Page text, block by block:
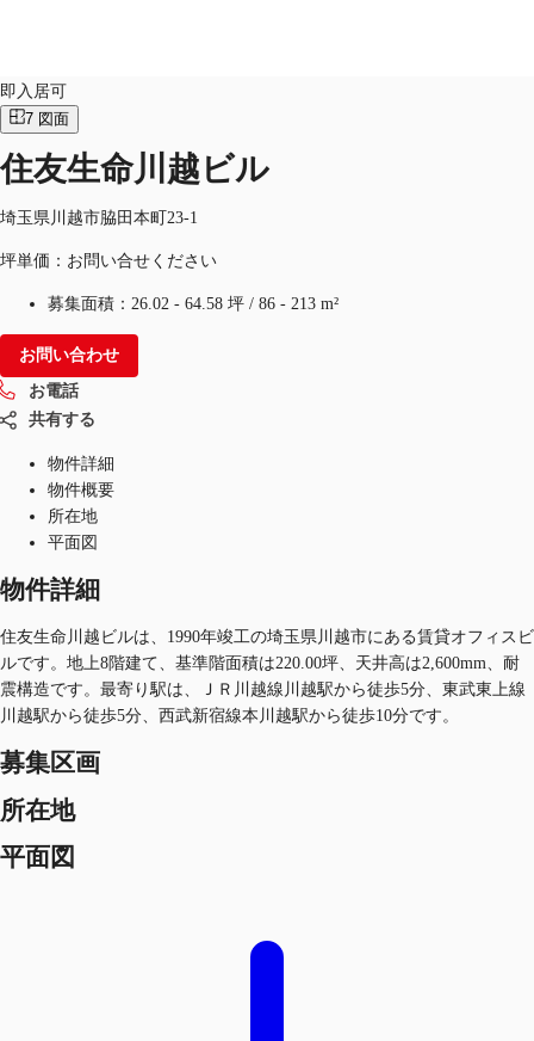
オフィス・事務所
倉庫・物流センター
地図検索
記事
仲介会社様はこちらへ
お気に入り
JP
お電話 お問合せ
即入居可
7 図面
住友生命川越ビル
埼玉県川越市脇田本町23-1
坪単価：お問い合せください
募集面積： 26.02 - 64.58 坪 / 86 - 213 m²
お問い合わせ
お電話
共有する
物件詳細
物件概要
所在地
平面図
物件詳細
住友生命川越ビルは、1990年竣工の埼玉県川越市にある賃貸オフィスビ
ルです。地上8階建て、基準階面積は220.00坪、天井高は2,600mm、耐
震構造です。最寄り駅は、ＪＲ川越線川越駅から徒歩5分、東武東上線
川越駅から徒歩5分、西武新宿線本川越駅から徒歩10分です。
募集区画
所在地
平面図